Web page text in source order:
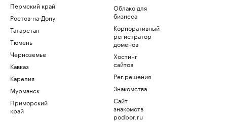
Пермский край
Ростов-на-Дону
Татарстан
Тюмень
Черноземье
Кавказ
Карелия
Мурманск
Приморский
край
Облако для
бизнеса
Корпоративный
регистратор
доменов
Хостинг
сайтов
Рег.решения
Знакомства
Сайт
знакомств
podbor.ru